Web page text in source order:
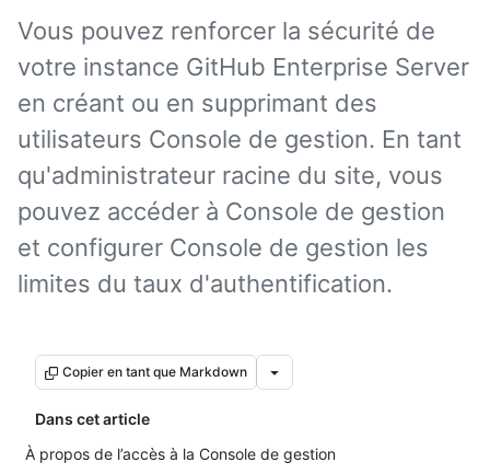
Vous pouvez renforcer la sécurité de
votre instance GitHub Enterprise Server
en créant ou en supprimant des
utilisateurs Console de gestion. En tant
qu'administrateur racine du site, vous
pouvez accéder à Console de gestion
et configurer Console de gestion les
limites du taux d'authentification.
Copier en tant que Markdown
Dans cet article
À propos de l’accès à la Console de gestion